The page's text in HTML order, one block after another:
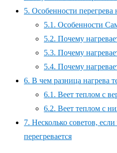
5. Особенности перегрева
5.1. Особенности
5.2. Почему
5.3. Почему
5.4. Почему
6. В чем разница нагрева
6.1. Веет теплом с
6.2. Веет теплом с
7. Несколько советов,
перегревается